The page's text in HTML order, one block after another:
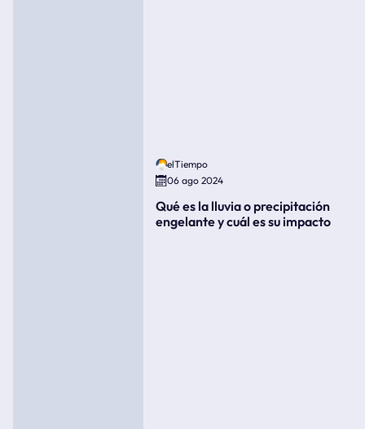
elTiempo
06 ago 2024
Qué es la lluvia o precipitación
engelante y cuál es su impacto